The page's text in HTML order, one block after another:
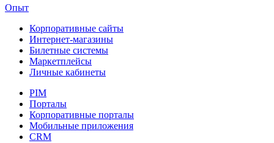
Опыт
Корпоративные сайты
Интернет-магазины
Билетные системы
Маркетплейсы
Личные кабинеты
PIM
Порталы
Корпоративные порталы
Мобильные приложения
CRM